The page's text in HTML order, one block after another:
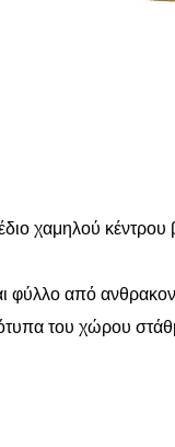
χαμηλού
φύλλο από
του χώρου